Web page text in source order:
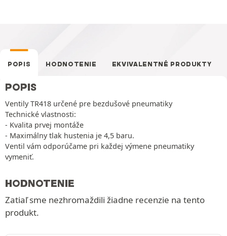
POPIS HODNOTENIE EKVIVALENTNÉ PRODUKTY
POPIS
Ventily TR418 určené pre bezdušové pneumatiky
Technické vlastnosti:
- Kvalita prvej montáže
- Maximálny tlak hustenia je 4,5 baru.
Ventil vám odporúčame pri každej výmene pneumatiky
vymeniť.
HODNOTENIE
Zatiaľ sme nezhromaždili žiadne recenzie na tento
produkt.